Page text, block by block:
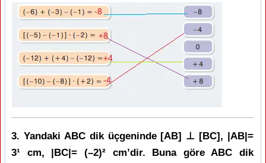
3. Yandaki ABC dik üçgeninde [AB] ⊥ [BC], |AB|=
3¹ cm, |BC|= (–2)² cm’dir. Buna göre ABC dik